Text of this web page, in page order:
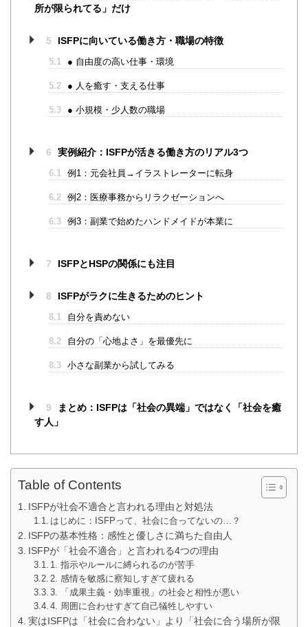
所が限られてる」だけ
5 ISFPに向いている働き方・職場の特徴
5.1 ● 自由度の高い仕事・環境
5.2 ● 人を癒す・支える仕事
5.3 ● 小規模・少人数の職場
6 実例紹介：ISFPが活きる働き方のリアル3つ
6.1 例1：元会社員→イラストレーターに転身
6.2 例2：医療事務からリラクゼーションへ
6.3 例3：副業で始めたハンドメイドが本業に
7 ISFPとHSPの関係にも注目
8 ISFPがラクに生きるためのヒント
8.1 自分を責めない
8.2 自分の「心地よさ」を最優先に
8.3 小さな副業から試してみる
9
まとめ：ISFPは「社会の異端」ではなく「社会を癒
す人」
Table of Contents
ISFPが社会不適合と言われる理由と対処法
はじめに：ISFPって、社会に合ってないの…？
ISFPの基本性格：感性と優しさに満ちた自由人
ISFPが「社会不適合」と言われる4つの理由
1. 指示やルールに縛られるのが苦手
2. 感情を敏感に察知しすぎて疲れる
3. 「成果主義・効率重視」の社会と相性が悪い
4. 周囲に合わせすぎて自己犠牲しやすい
実はISFPは「社会に合わない」より「社会に合う場所が限